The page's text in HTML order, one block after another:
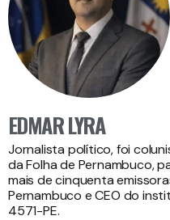
EDMAR LYRA
Jornalista político, foi
da Folha de Pernambuco,
mais de cinquenta
Pernambuco e CEO do
4571-PE.